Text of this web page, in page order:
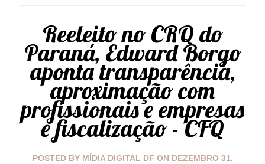
Reeleito no CRQ do
Paraná, Edward Borgo
aponta transparência,
aproximação com
profissionais e empresas
e fiscalização - CFQ
POSTED BY MÍDIA DIGITAL DF ON DEZEMBRO 31,